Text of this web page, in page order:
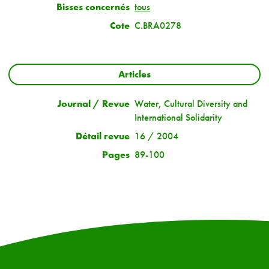
Bisses concernés tous
Cote C.BRA0278
Articles
Journal / Revue Water, Cultural Diversity and
International Solidarity
Détail revue 16 / 2004
Pages 89-100